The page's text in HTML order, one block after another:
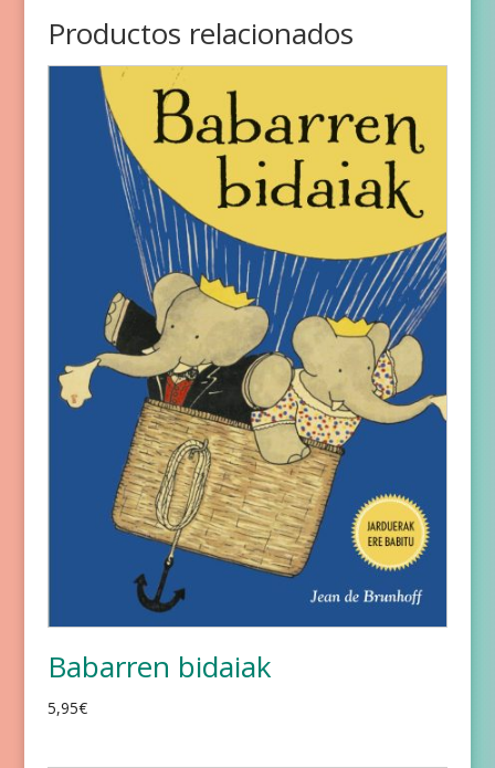
Productos relacionados
Babarren bidaiak
5,95€